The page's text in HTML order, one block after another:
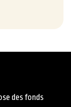
des fonds